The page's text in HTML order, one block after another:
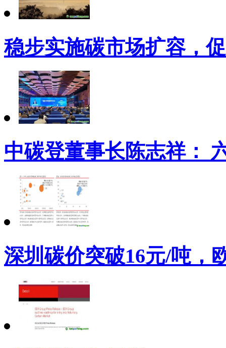
稳步实施碳市场扩容，
中碳登董事长陈志祥：
深圳碳价突破16元/吨，